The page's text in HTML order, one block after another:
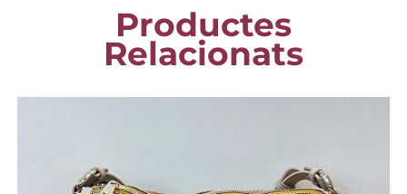
Productes
Relacionats